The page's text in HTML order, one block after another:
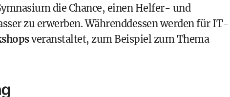
die Chance, einen Helfer- und
zu erwerben. Währenddessen werden für IT-
veranstaltet, zum Beispiel zum Thema